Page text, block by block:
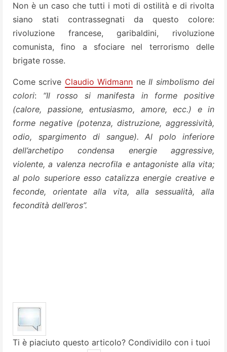
Non è un caso che tutti i moti di ostilità e di rivolta
siano stati contrassegnati da questo colore:
rivoluzione francese, garibaldini, rivoluzione
comunista, fino a sfociare nel terrorismo delle
brigate rosse.
Come scrive Claudio Widmann neIl simbolismo dei
colori: “Il rosso si manifesta in forme positive
(calore, passione, entusiasmo, amore, ecc.) e in
forme negative (potenza, distruzione, aggressività,
odio, spargimento di sangue). Al polo inferiore
dell’archetipo condensa energie aggressive,
violente, a valenza necrofila e antagoniste alla vita;
al polo superiore esso catalizza energie creative e
feconde, orientate alla vita, alla sessualità, alla
fecondità dell’eros”.
Ti è piaciuto questo articolo? Condividilo con i tuoi